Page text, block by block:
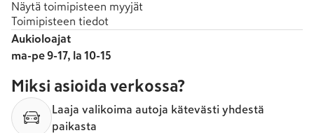
Näytä toimipisteen myyjät
Toimipisteen tiedot
Aukioloajat
ma-pe 9-17, la 10-15
Miksi asioida verkossa?
Laaja valikoima autoja kätevästi yhdestä
paikasta